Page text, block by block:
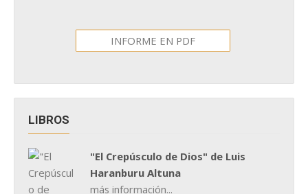
INFORME EN PDF
LIBROS
"El Crepúsculo de Dios" de Luis
Haranburu Altuna
más información...